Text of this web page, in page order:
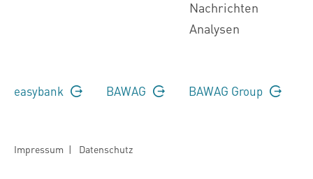
Nachrichten
Analysen
easybank BAWAG BAWAG Group
Impressum | Datenschutz